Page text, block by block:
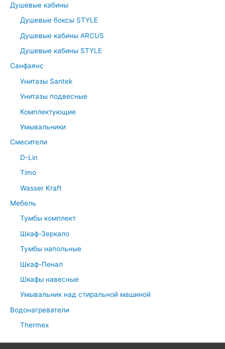
Душевые кабины
Душевые боксы STYLE
Душевые кабины ARCUS
Душевые кабины STYLE
Санфаянс
Унитазы Santek
Унитазы подвесные
Комплектующие
Умывальники
Смесители
D-Lin
Timo
Wasser Kraft
Мебель
Тумбы комплект
Шкаф-Зеркало
Тумбы напольные
Шкаф-Пенал
Шкафы навесные
Умывальник над стиральной машиной
Водонагреватели
Thermex